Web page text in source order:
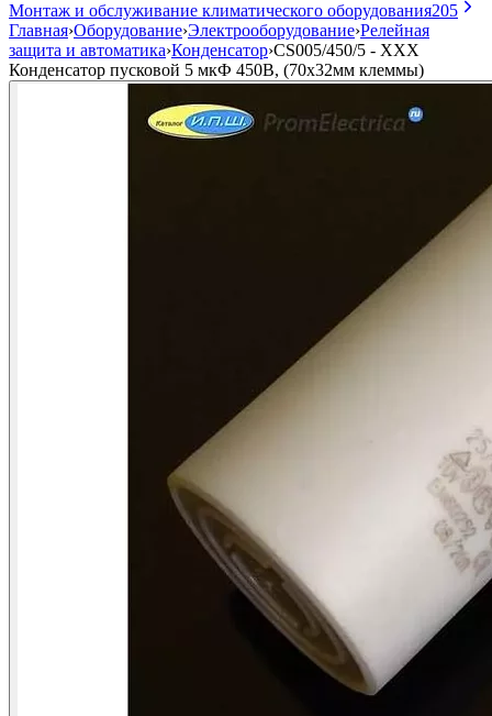
Монтаж и обслуживание климатического оборудования205
Главная›Оборудование›Электрооборудование›Релейная
защита и автоматика›Конденсатор›CS005/450/5 - ХХХ
Конденсатор пусковой 5 мкФ 450В, (70х32мм клеммы)